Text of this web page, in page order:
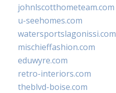
johnlscotthometeam.com
u-seehomes.com
watersportslagonissi.com
mischieffashion.com
eduwyre.com
retro-interiors.com
theblvd-boise.com